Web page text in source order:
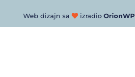
Web dizajn sa izradio OrionWP